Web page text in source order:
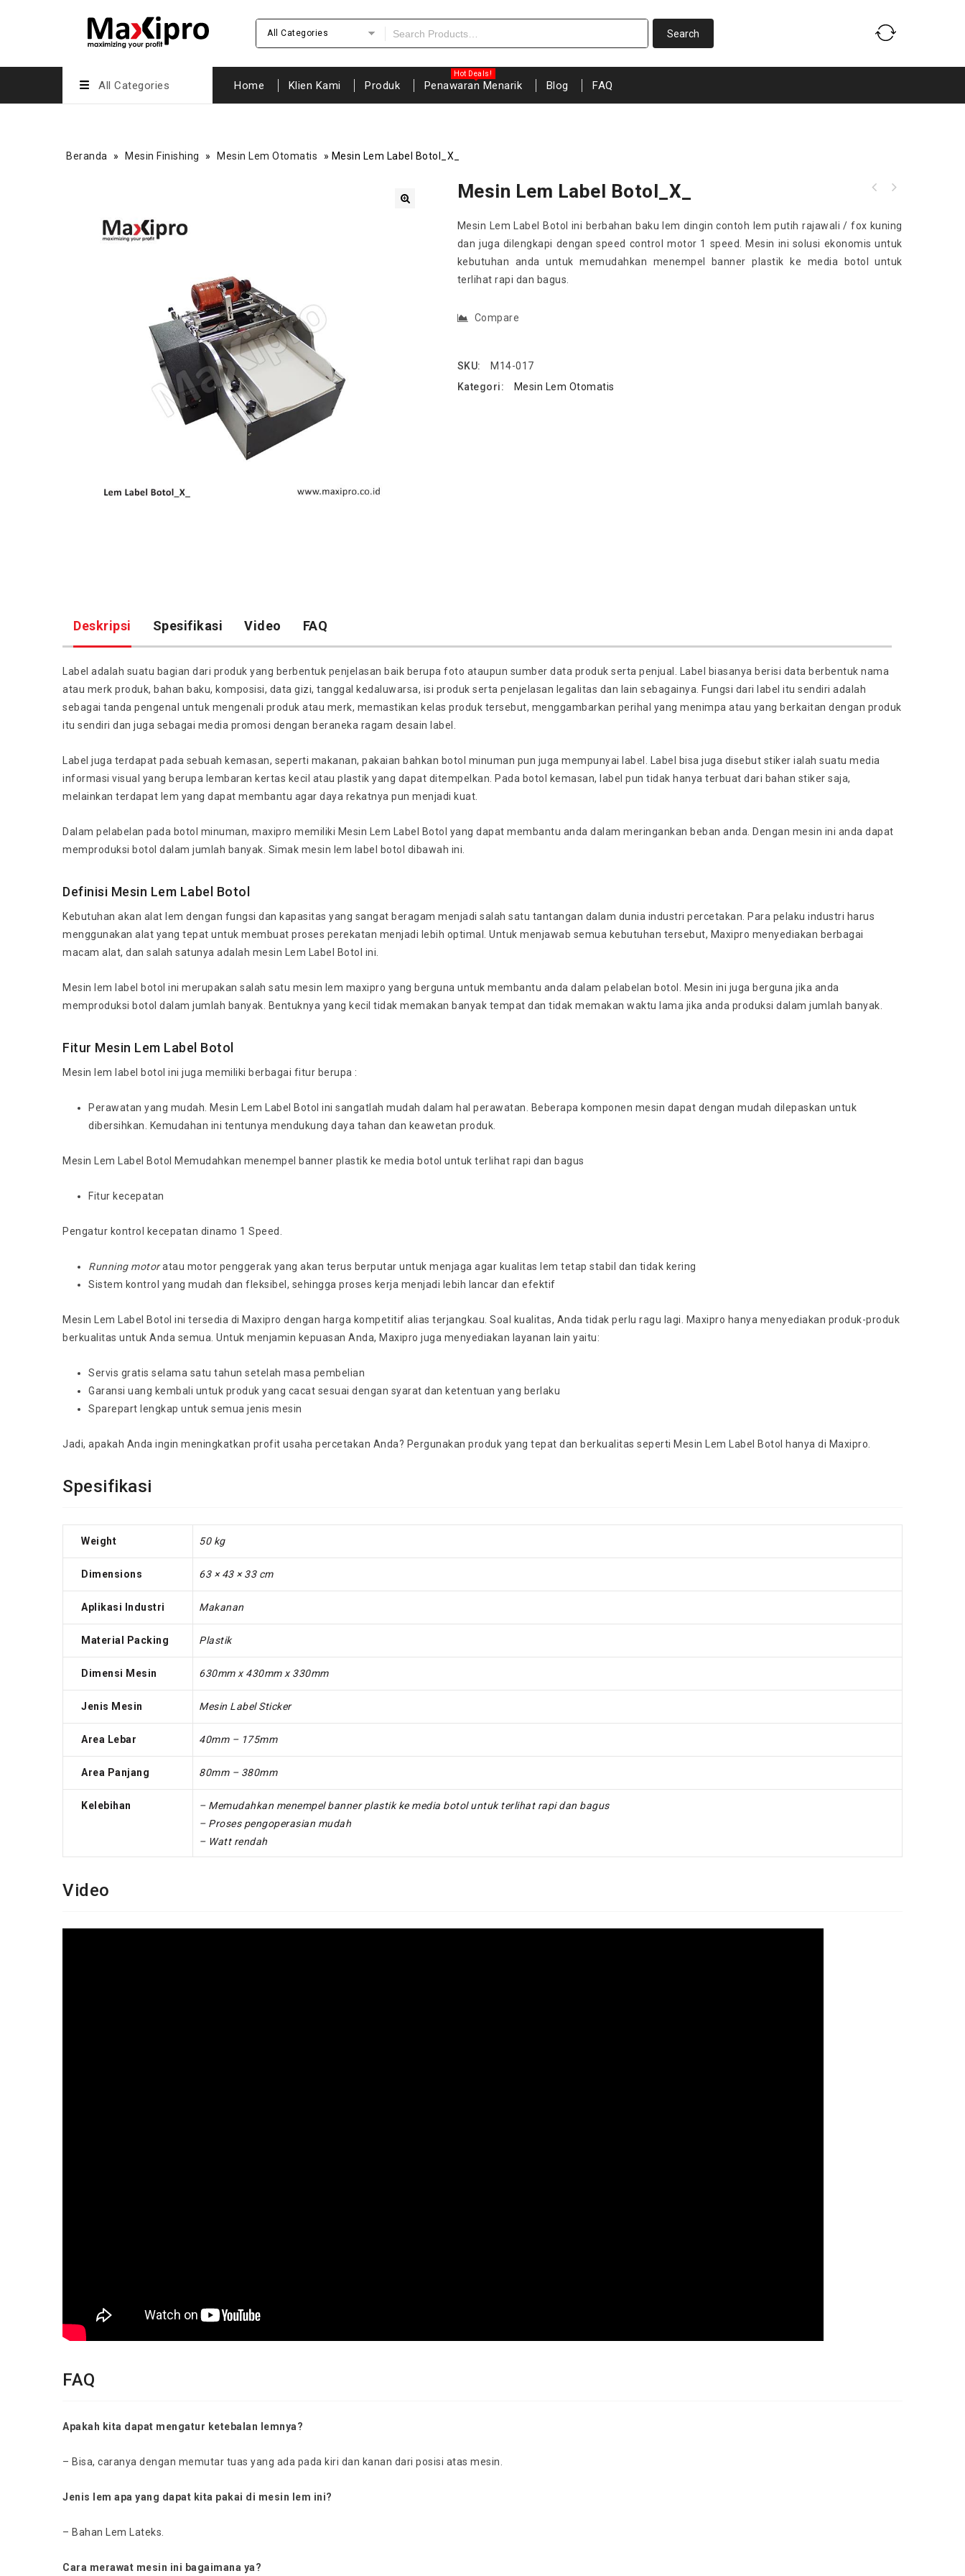
All Categories
All Categories Home Klien Kami Produk Penawaran Menarik Blog FAQ
Beranda » Mesin Finishing » Mesin Lem Otomatis » Mesin Lem Label Botol_X_
Mesin Lem Label Botol_X_
Mesin Lem Label Botol ini berbahan baku lem dingin contoh lem putih rajawali / fox kuning
dan juga dilengkapi dengan speed control motor 1 speed. Mesin ini solusi ekonomis untuk
kebutuhan anda untuk memudahkan menempel banner plastik ke media botol untuk
terlihat rapi dan bagus.
Compare
SKU:
M14-017
Kategori:
Mesin Lem Otomatis
Deskripsi Spesifikasi Video FAQ
Label adalah suatu bagian dari produk yang berbentuk penjelasan baik berupa foto ataupun sumber data produk serta penjual. Label biasanya berisi data berbentuk nama
atau merk produk, bahan baku, komposisi, data gizi, tanggal kedaluwarsa, isi produk serta penjelasan legalitas dan lain sebagainya. Fungsi dari label itu sendiri adalah
sebagai tanda pengenal untuk mengenali produk atau merk, memastikan kelas produk tersebut, menggambarkan perihal yang menimpa atau yang berkaitan dengan produk
itu sendiri dan juga sebagai media promosi dengan beraneka ragam desain label.
Label juga terdapat pada sebuah kemasan, seperti makanan, pakaian bahkan botol minuman pun juga mempunyai label. Label bisa juga disebut stiker ialah suatu media
informasi visual yang berupa lembaran kertas kecil atau plastik yang dapat ditempelkan. Pada botol kemasan, label pun tidak hanya terbuat dari bahan stiker saja,
melainkan terdapat lem yang dapat membantu agar daya rekatnya pun menjadi kuat.
Dalam pelabelan pada botol minuman, maxipro memiliki Mesin Lem Label Botol yang dapat membantu anda dalam meringankan beban anda. Dengan mesin ini anda dapat
memproduksi botol dalam jumlah banyak. Simak mesin lem label botol dibawah ini.
Definisi Mesin Lem Label Botol
Kebutuhan akan alat lem dengan fungsi dan kapasitas yang sangat beragam menjadi salah satu tantangan dalam dunia industri percetakan. Para pelaku industri harus
menggunakan alat yang tepat untuk membuat proses perekatan menjadi lebih optimal. Untuk menjawab semua kebutuhan tersebut, Maxipro menyediakan berbagai
macam alat, dan salah satunya adalah mesin Lem Label Botol ini.
Mesin lem label botol ini merupakan salah satu mesin lem maxipro yang berguna untuk membantu anda dalam pelabelan botol. Mesin ini juga berguna jika anda
memproduksi botol dalam jumlah banyak. Bentuknya yang kecil tidak memakan banyak tempat dan tidak memakan waktu lama jika anda produksi dalam jumlah banyak.
Fitur Mesin Lem Label Botol
Mesin lem label botol ini juga memiliki berbagai fitur berupa :
Perawatan yang mudah. Mesin Lem Label Botol ini sangatlah mudah dalam hal perawatan. Beberapa komponen mesin dapat dengan mudah dilepaskan untuk
dibersihkan. Kemudahan ini tentunya mendukung daya tahan dan keawetan produk.
Mesin Lem Label Botol Memudahkan menempel banner plastik ke media botol untuk terlihat rapi dan bagus
Fitur kecepatan
Pengatur kontrol kecepatan dinamo 1 Speed.
Running motoratau motor penggerak yang akan terus berputar untuk menjaga agar kualitas lem tetap stabil dan tidak kering
Sistem kontrol yang mudah dan fleksibel, sehingga proses kerja menjadi lebih lancar dan efektif
Mesin Lem Label Botol ini tersedia di Maxipro dengan harga kompetitif alias terjangkau. Soal kualitas, Anda tidak perlu ragu lagi. Maxipro hanya menyediakan produk-produk
berkualitas untuk Anda semua. Untuk menjamin kepuasan Anda, Maxipro juga menyediakan layanan lain yaitu:
Servis gratis selama satu tahun setelah masa pembelian
Garansi uang kembali untuk produk yang cacat sesuai dengan syarat dan ketentuan yang berlaku
Sparepart lengkap untuk semua jenis mesin
Jadi, apakah Anda ingin meningkatkan profit usaha percetakan Anda? Pergunakan produk yang tepat dan berkualitas seperti Mesin Lem Label Botol hanya di Maxipro.
Spesifikasi
Weight 50 kg
Dimensions 63 × 43 × 33 cm
Aplikasi Industri Makanan
Material Packing Plastik
Dimensi Mesin 630mm x 430mm x 330mm
Jenis Mesin Mesin Label Sticker
Area Lebar 40mm – 175mm
Area Panjang 80mm – 380mm
Kelebihan
– Memudahkan menempel banner plastik ke media botol untuk terlihat rapi dan bagus
– Proses pengoperasian mudah
– Watt rendah
Video
FAQ
Apakah kita dapat mengatur ketebalan lemnya?
– Bisa, caranya dengan memutar tuas yang ada pada kiri dan kanan dari posisi atas mesin.
Jenis lem apa yang dapat kita pakai di mesin lem ini?
– Bahan Lem Lateks.
Cara merawat mesin ini bagaimana ya?